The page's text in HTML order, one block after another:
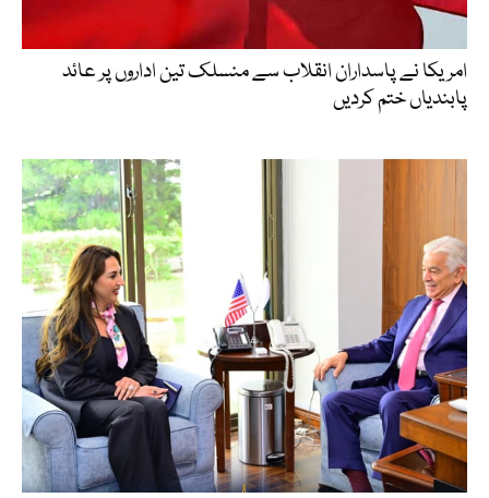
امریکا نے پاسداران انقلاب سے منسلک تین اداروں پر عائد
پابندیاں ختم کردیں